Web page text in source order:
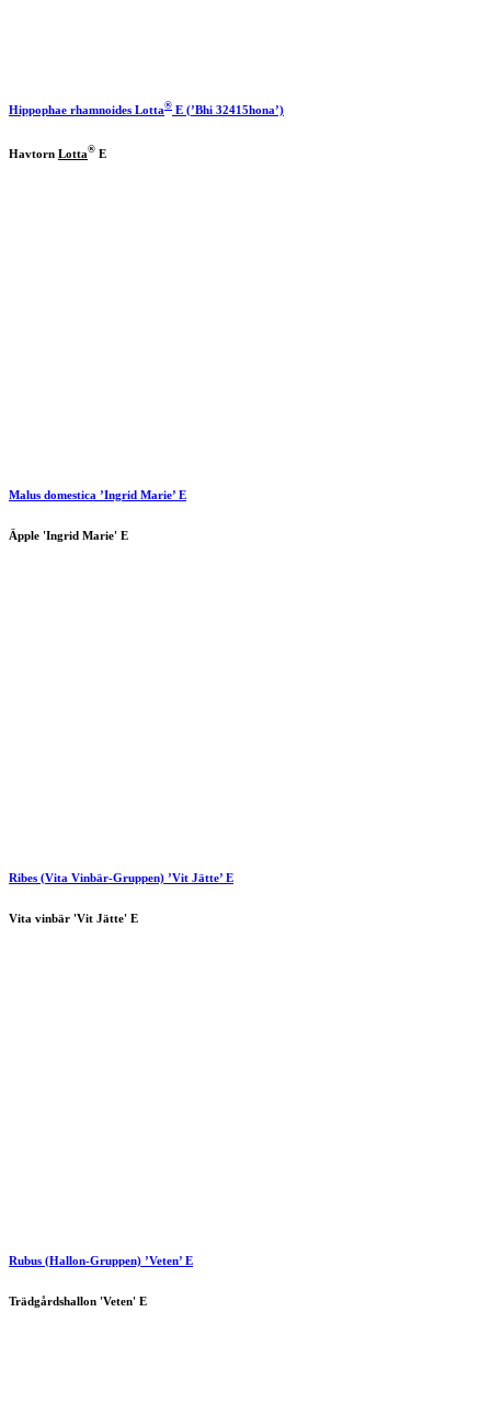
Hippophae rhamnoides Lotta® E (’Bhi 32415hona’)
Havtorn Lotta® E
Malus domestica ’Ingrid Marie’ E
Äpple 'Ingrid Marie' E
Ribes (Vita Vinbär-Gruppen) ’Vit Jätte’ E
Vita vinbär 'Vit Jätte' E
Rubus (Hallon-Gruppen) ’Veten’ E
Trädgårdshallon 'Veten' E